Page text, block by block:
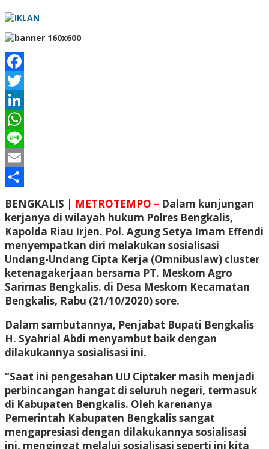
Facebook
Twitter
LinkedIn
WhatsApp
Line
Email
BENGKALIS | METROTEMPO – Dalam kunjungan
kerjanya di wilayah hukum Polres Bengkalis,
Kapolda Riau Irjen. Pol. Agung Setya Imam Effendi
menyempatkan diri melakukan sosialisasi
Undang-Undang Cipta Kerja (Omnibuslaw) cluster
ketenagakerjaan bersama PT. Meskom Agro
Sarimas Bengkalis. di Desa Meskom Kecamatan
Bengkalis, Rabu (21/10/2020) sore.
Dalam sambutannya, Penjabat Bupati Bengkalis
H. Syahrial Abdi menyambut baik dengan
dilakukannya sosialisasi ini.
“Saat ini pengesahan UU Ciptaker masih menjadi
perbincangan hangat di seluruh negeri, termasuk
di Kabupaten Bengkalis. Oleh karenanya
Pemerintah Kabupaten Bengkalis sangat
mengapresiasi dengan dilakukannya sosialisasi
ini, mengingat melalui sosialisasi seperti ini kita